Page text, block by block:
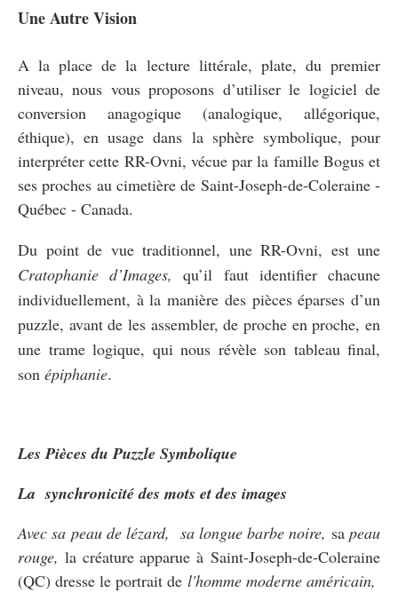
Une Autre Vision
A la place de la lecture littérale, plate, du premier
niveau, nous vous proposons d’utiliser le logiciel de
conversion anagogique (analogique, allégorique,
éthique), en usage dans la sphère symbolique, pour
interpréter cette RR-Ovni, vécue par la famille Bogus et
ses proches au cimetière de Saint-Joseph-de-Coleraine -
Québec - Canada.
Du point de vue traditionnel, une RR-Ovni, est une
Cratophanie d’Images, qu’il faut identifier chacune
individuellement, à la manière des pièces éparses d’un
puzzle, avant de les assembler, de proche en proche, en
une trame logique, qui nous révèle son tableau final,
son épiphanie.
Les Pièces du Puzzle Symbolique
La synchronicité des mots et des images
Avec sa peau de lézard, sa longue barbe noire, sapeau
rouge, la créature apparue à Saint-Joseph-de-Coleraine
(QC) dresse le portrait de l'homme moderne américain,